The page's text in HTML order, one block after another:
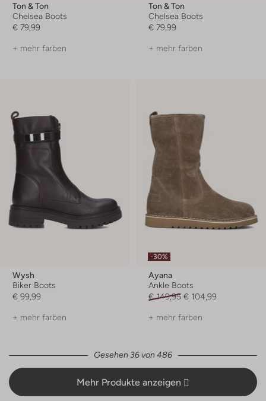
Ton & Ton
Chelsea Boots
€ 79,99
+ mehr farben
Ton & Ton
Chelsea Boots
€ 79,99
+ mehr farben
Wysh
Biker Boots
€ 99,99
+ mehr farben
-30%
Ayana
Ankle Boots
€ 149,95 € 104,99
+ mehr farben
Gesehen 36 von 486
Mehr Produkte anzeigen